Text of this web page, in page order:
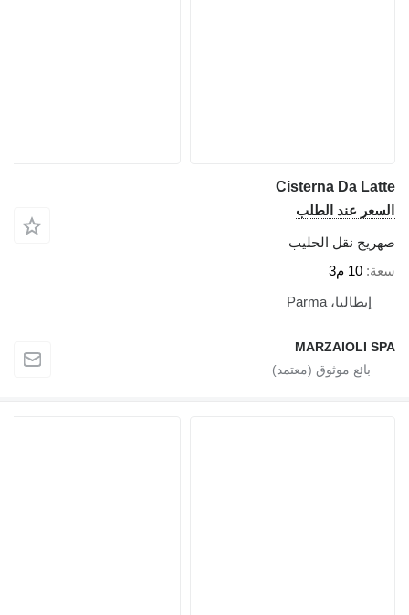
Cisterna Da Latte
السعر عند الطلب
صهريج نقل الحليب
سعة 10 م3
إيطاليا، Parma
MARZAIOLI SPA